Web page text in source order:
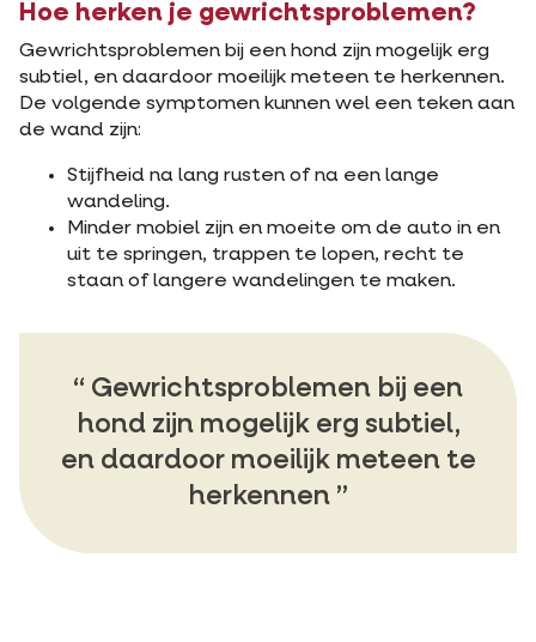
Hoe herken je gewrichtsproblemen?
Gewrichtsproblemen bij een hond zijn mogelijk erg
subtiel, en daardoor moeilijk meteen te herkennen.
De volgende symptomen kunnen wel een teken aan
de wand zijn:
Stijfheid na lang rusten of na een lange
wandeling.
Minder mobiel zijn en moeite om de auto in en
uit te springen, trappen te lopen, recht te
staan of langere wandelingen te maken.
Gewrichtsproblemen bij een
hond zijn mogelijk erg subtiel,
en daardoor moeilijk meteen te
herkennen